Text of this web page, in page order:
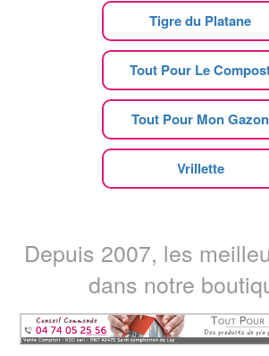
Tigre du Platane
Tout Pour Le
Tout Pour Mon Gazon
Vrillette
Depuis 2007, les
dans notre